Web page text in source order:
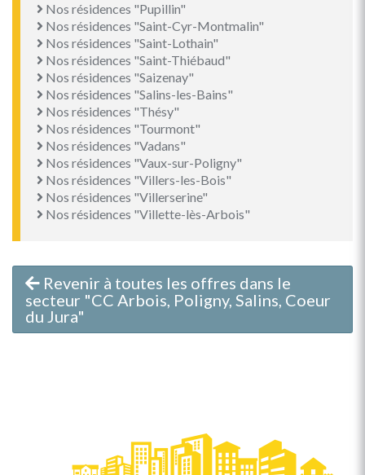
Nos résidences "Pupillin"
Nos résidences "Saint-Cyr-Montmalin"
Nos résidences "Saint-Lothain"
Nos résidences "Saint-Thiébaud"
Nos résidences "Saizenay"
Nos résidences "Salins-les-Bains"
Nos résidences "Thésy"
Nos résidences "Tourmont"
Nos résidences "Vadans"
Nos résidences "Vaux-sur-Poligny"
Nos résidences "Villers-les-Bois"
Nos résidences "Villerserine"
Nos résidences "Villette-lès-Arbois"
Revenir à toutes les offres dans le
secteur "CC Arbois, Poligny, Salins, Coeur
du Jura"